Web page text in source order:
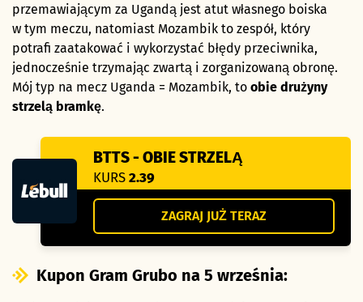
przemawiającym za Ugandą jest atut własnego boiska
w tym meczu, natomiast Mozambik to zespół, który
potrafi zaatakować i wykorzystać błędy przeciwnika,
jednocześnie trzymając zwartą i zorganizowaną obronę.
Mój typ na mecz Uganda = Mozambik, to obie drużyny
strzelą bramkę.
BTTS - OBIE STRZELĄ
KURS 2.39
ZAGRAJ JUŻ TERAZ
Kupon Gram Grubo na 5 września: